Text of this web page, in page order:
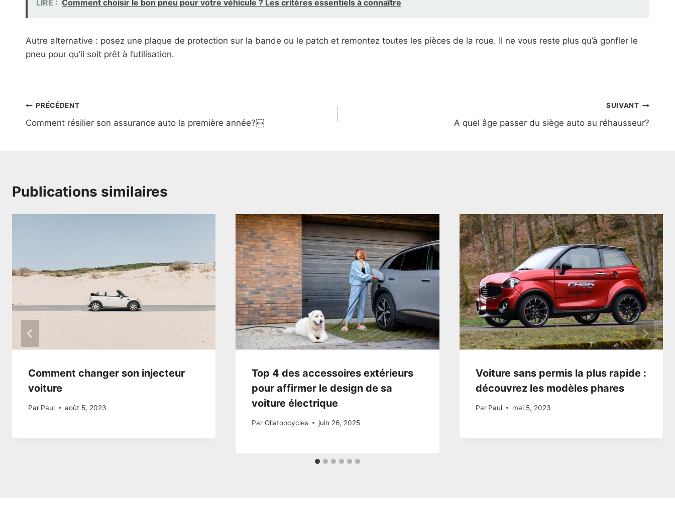
LIRE : Comment choisir le bon pneu pour votre véhicule ? Les critères essentiels à connaître
Autre alternative : posez une plaque de protection sur la bande ou le patch et remontez toutes les pièces de la roue. Il ne vous reste plus qu’à gonfler le
pneu pour qu’il soit prêt à l’utilisation.
Navigation
de
PRÉCÉDENT
Comment résilier son assurance auto la première année?￼
SUIVANT
A quel âge passer du siège auto au réhausseur?
Publications similaires
Comment changer son injecteur
voiture
Par Paul août 5, 2023
Top 4 des accessoires extérieurs
pour affirmer le design de sa
voiture électrique
Par Oliatoocycles juin 26, 2025
Voiture sans permis la plus rapide :
découvrez les modèles phares
Par Paul mai 5, 2023